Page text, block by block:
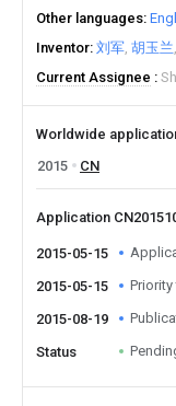
Other languages
Inventor 刘军 胡玉兰
Current Assignee
Worldwide
2015
CN
Application
2015-05-15
2015-05-15 Priority
2015-08-19
Status